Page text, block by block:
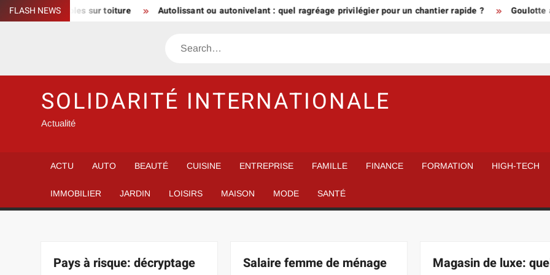
Skip
to
FLASH NEWS sur toiture Autolissant ou autonivelant : quel ragréage privilégier pour un chantier rapide ? Goulotte avec
Search
SOLIDARITÉ INTERNATIONALE
Actualité
ACTU AUTO BEAUTÉ CUISINE ENTREPRISE FAMILLE FINANCE FORMATION HIGH-TECH
IMMOBILIER JARDIN LOISIRS MAISON MODE SANTÉ
Pays à risque: décryptage
Salaire femme de ménage
Magasin de luxe: